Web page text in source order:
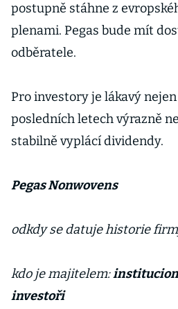
postupně stáhne z
plenami. Pegas bude mít
odběratele.
Pro investory je lákavý
posledních letech výrazně
stabilně vyplácí dividendy.
Pegas Nonwovens
odkdy se datuje historie
kdo je majitelem:
investoři